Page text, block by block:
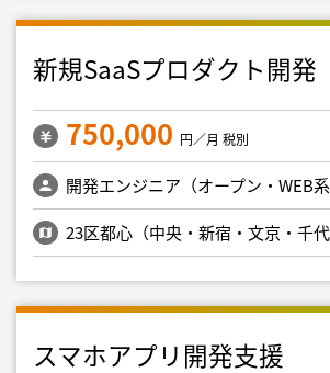
新規SaaSプロダクト開発
750,000 円／月 税別
開発エンジニア（オープン・WEB系
23区都心（中央・新宿・文京・千代
スマホアプリ開発支援